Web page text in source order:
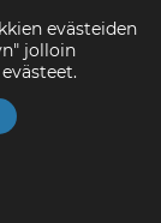
Arnikki
asut
evästeiden
jolloin